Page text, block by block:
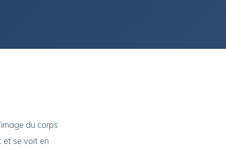
du corps
et se voit en